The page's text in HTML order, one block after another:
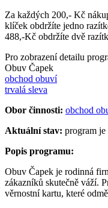
Za každých 200,- Kč
klíček obdržíte jedno
488,-Kč obdržíte dvě
Pro zobrazení detailu
Obuv Čapek
obchod obuví
trvalá sleva
Obor činnosti: obchod
Aktuální stav: program
Popis programu:
Obuv Čapek je rodinná
zákazníků skutečně váží.
věrnostní kartu, které